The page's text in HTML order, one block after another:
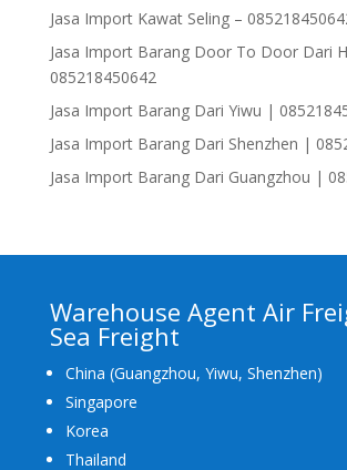
Jasa Import Kawat Seling –
Jasa Import Barang Door To Door Dari
085218450642
Jasa Import Barang Dari Yiwu |
Jasa Import Barang Dari Shenzhen |
Jasa Import Barang Dari Guangzhou |
Warehouse Agent Air
Sea Freight
China (Guangzhou, Yiwu, Shenzhen)
Singapore
Korea
Thailand